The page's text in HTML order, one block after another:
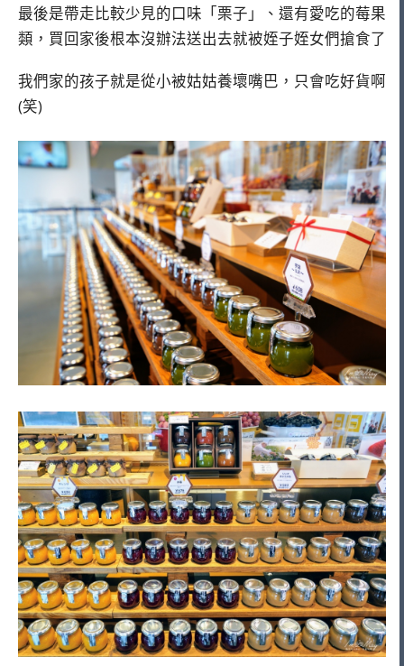
最後是帶走比較少見的口味「栗子」、還有愛吃的莓果
類，買回家後根本沒辦法送出去就被姪子姪女們搶食了
我們家的孩子就是從小被姑姑養壞嘴巴，只會吃好貨啊
(笑)